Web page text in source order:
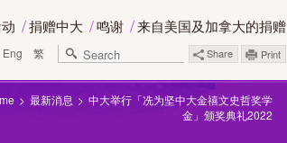
捐赠中大 鸣谢 来自美国及加拿大的捐赠
Eng 繁 Share Print
最新消息
中大举行「冼为坚中大金禧文史哲奖学
金」颁奖典礼2022